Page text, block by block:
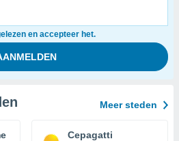
en accepteer het.
Meer steden
Cepagatti